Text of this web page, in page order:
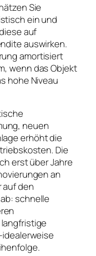
Sie
ein und
auf
auswirken.
amortisiert
wenn das Objekt
hohe Niveau
neuen
erhöht die
Die
erst über Jahre
an
auf den
schnelle